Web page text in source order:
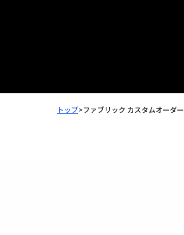
トップ>ファブリック カスタムオーダー